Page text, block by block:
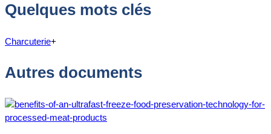
Quelques mots clés
Charcuterie+
Autres documents